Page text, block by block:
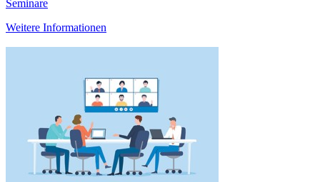
Seminare
Weitere Informationen